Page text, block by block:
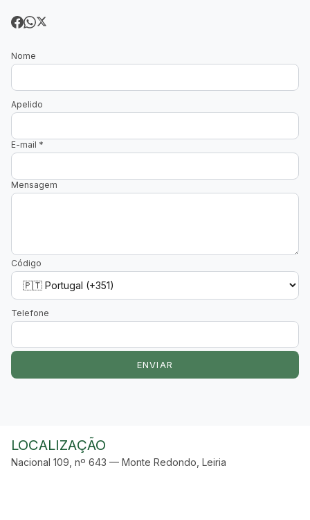
Nome
Apelido
E-mail *
Mensagem
Código
Telefone
ENVIAR
LOCALIZAÇÃO
Nacional 109, nº 643 — Monte Redondo, Leiria